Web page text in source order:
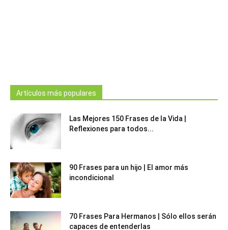
Artículos más populares
Las Mejores 150 Frases de la Vida |
Reflexiones para todos...
90 Frases para un hijo | El amor más
incondicional
70 Frases Para Hermanos | Sólo ellos serán
capaces de entenderlas